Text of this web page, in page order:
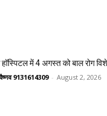
में 4 अगस्त को बाल रोग
9131614309 - August 2, 2026